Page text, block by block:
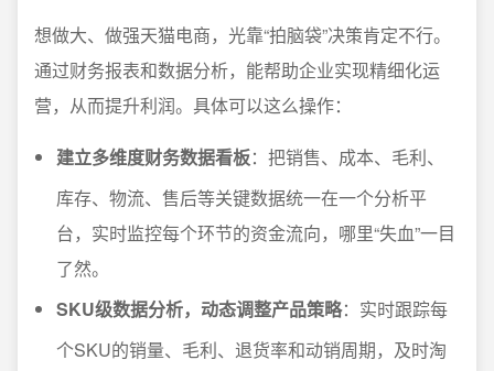
想做大、做强天猫电商，光靠“拍脑袋”决策肯定不行。
通过财务报表和数据分析，能帮助企业实现精细化运
营，从而提升利润。具体可以这么操作：
建立多维度财务数据看板：把销售、成本、毛利、
库存、物流、售后等关键数据统一在一个分析平
台，实时监控每个环节的资金流向，哪里“失血”一目
了然。
SKU级数据分析，动态调整产品策略：实时跟踪每
个SKU的销量、毛利、退货率和动销周期，及时淘